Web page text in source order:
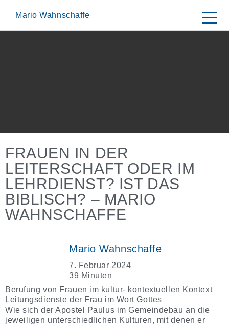
Mario Wahnschaffe
FRAUEN IN DER
LEITERSCHAFT ODER IM
LEHRDIENST? IST DAS
BIBLISCH? – MARIO
WAHNSCHAFFE
Mario Wahnschaffe
7. Februar 2024
39 Minuten
Berufung von Frauen im kultur- kontextuellen Kontext
Leitungsdienste der Frau im Wort Gottes
Wie sich der Apostel Paulus im Gemeindebau an die
jeweiligen unterschiedlichen Kulturen, mit denen er